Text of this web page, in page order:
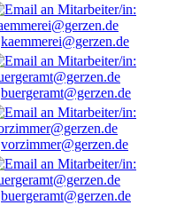
kaemmerei@gerzen.de
buergeramt@gerzen.de
vorzimmer@gerzen.de
buergeramt@gerzen.de